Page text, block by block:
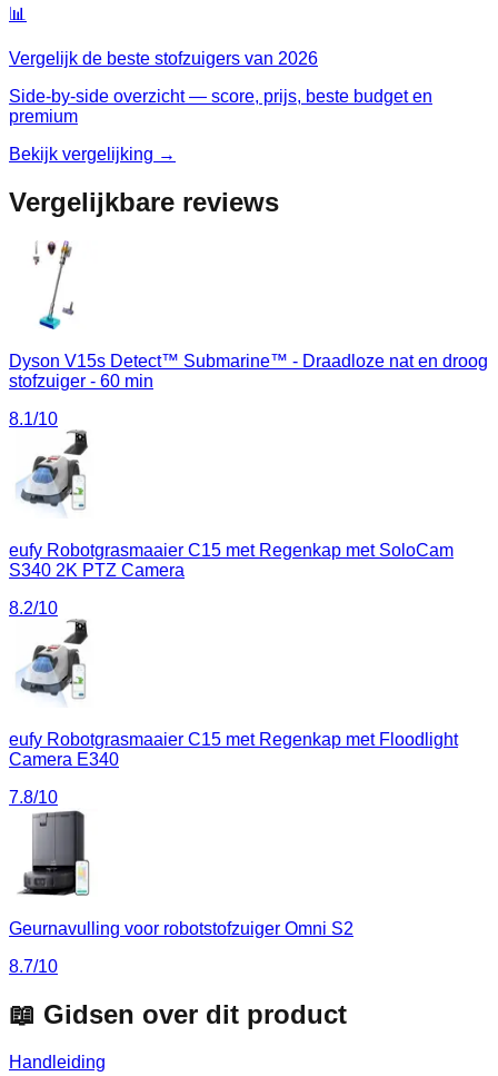
📊
Vergelijk de beste stofzuigers van 2026
Side-by-side overzicht — score, prijs, beste budget en
premium
Bekijk vergelijking →
Vergelijkbare reviews
Dyson V15s Detect™ Submarine™ - Draadloze nat en droog
stofzuiger - 60 min
8.1/10
eufy Robotgrasmaaier C15 met Regenkap met SoloCam
S340 2K PTZ Camera
8.2/10
eufy Robotgrasmaaier C15 met Regenkap met Floodlight
Camera E340
7.8/10
Geurnavulling voor robotstofzuiger Omni S2
8.7/10
📖 Gidsen over dit product
Handleiding